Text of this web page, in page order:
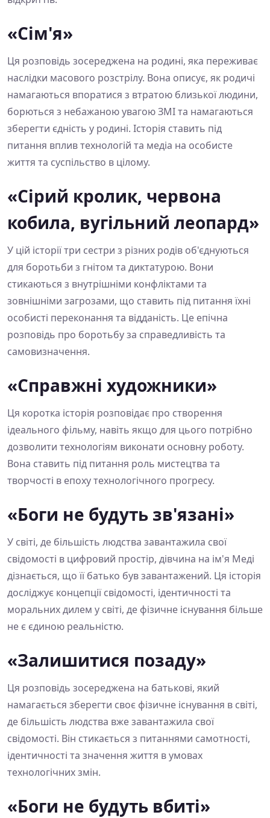
«Сім'я»
Ця розповідь зосереджена на родині, яка переживає
наслідки масового розстрілу. Вона описує, як родичі
намагаються впоратися з втратою близької людини,
борються з небажаною увагою ЗМІ та намагаються
зберегти єдність у родині. Історія ставить під
питання вплив технологій та медіа на особисте
життя та суспільство в цілому.
«Сірий кролик, червона
кобила, вугільний леопард»
У цій історії три сестри з різних родів об'єднуються
для боротьби з гнітом та диктатурою. Вони
стикаються з внутрішніми конфліктами та
зовнішніми загрозами, що ставить під питання їхні
особисті переконання та відданість. Це епічна
розповідь про боротьбу за справедливість та
самовизначення.
«Справжні художники»
Ця коротка історія розповідає про створення
ідеального фільму, навіть якщо для цього потрібно
дозволити технологіям виконати основну роботу.
Вона ставить під питання роль мистецтва та
творчості в епоху технологічного прогресу.
«Боги не будуть зв'язані»
У світі, де більшість людства завантажила свої
свідомості в цифровий простір, дівчина на ім'я Меді
дізнається, що її батько був завантажений. Ця історія
досліджує концепції свідомості, ідентичності та
моральних дилем у світі, де фізичне існування більше
не є єдиною реальністю.
«Залишитися позаду»
Ця розповідь зосереджена на батькові, який
намагається зберегти своє фізичне існування в світі,
де більшість людства вже завантажила свої
свідомості. Він стикається з питаннями самотності,
ідентичності та значення життя в умовах
технологічних змін.
«Боги не будуть вбиті»